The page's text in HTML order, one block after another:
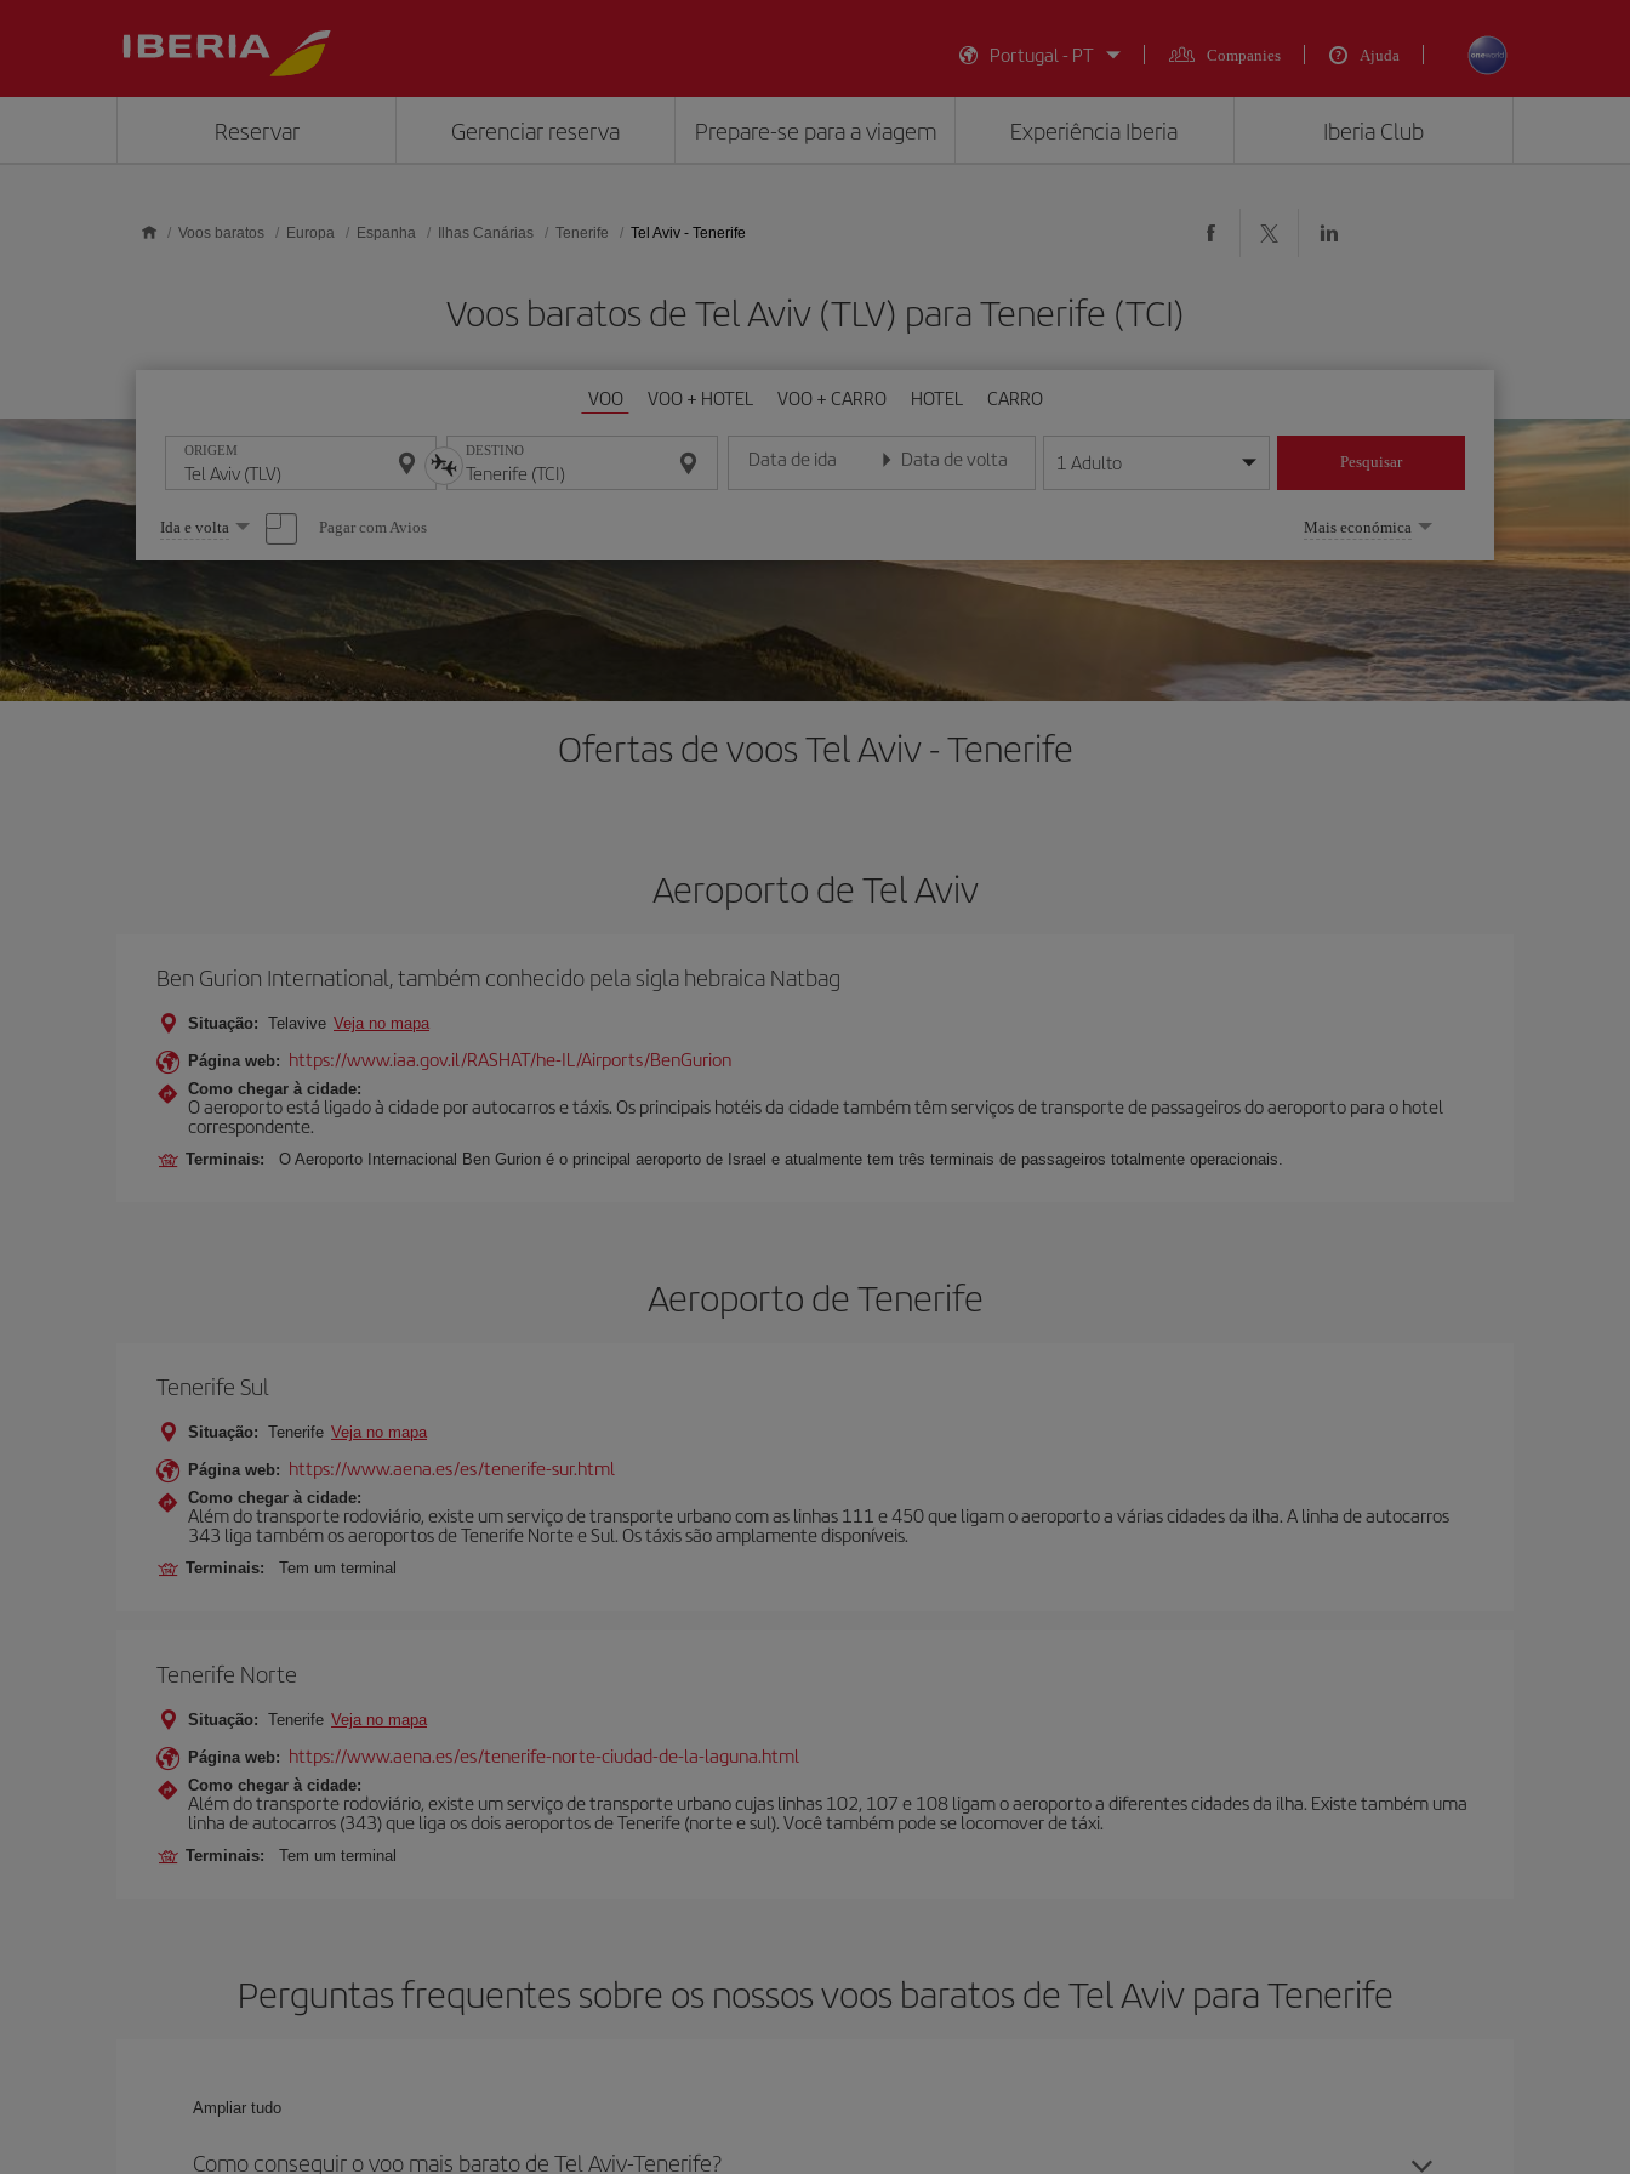
Portugal - PT
Companies Ajuda
Reservar Gerenciar reserva Prepare-se para a viagem Experiência Iberia Iberia Club
Voos baratos Europa Espanha Ilhas Canárias Tenerife Tel Aviv - Tenerife
Voos baratos de Tel Aviv (TLV) para Tenerife (TCI)
VOO VOO + HOTEL VOO + CARRO HOTEL CARRO
ORIGEM DESTINO Data de ida
Insira a data no formato dia/mês/ano
Data de volta
Insira a data no formato dia/mês/ano
1 Adulto Pesquisar
Selecione
uma
opção
Ida e volta Pagar com Avios Mais económica
Ofertas de voos Tel Aviv - Tenerife
Aeroporto de Tel Aviv
Ben Gurion International, também conhecido pela sigla hebraica Natbag
Situação: Telavive Veja no mapa
Página web: https://www.iaa.gov.il/RASHAT/he-IL/Airports/BenGurion
Como chegar à cidade:
O aeroporto está ligado à cidade por autocarros e táxis. Os principais hotéis da cidade também têm serviços de transporte de passageiros do aeroporto para o hotel
correspondente.
Terminais: O Aeroporto Internacional Ben Gurion é o principal aeroporto de Israel e atualmente tem três terminais de passageiros totalmente operacionais.
Aeroporto de Tenerife
Tenerife Sul
Situação: Tenerife Veja no mapa
Página web: https://www.aena.es/es/tenerife-sur.html
Como chegar à cidade:
Além do transporte rodoviário, existe um serviço de transporte urbano com as linhas 111 e 450 que ligam o aeroporto a várias cidades da ilha. A linha de autocarros
343 liga também os aeroportos de Tenerife Norte e Sul. Os táxis são amplamente disponíveis.
Terminais: Tem um terminal
Tenerife Norte
Situação: Tenerife Veja no mapa
Página web: https://www.aena.es/es/tenerife-norte-ciudad-de-la-laguna.html
Como chegar à cidade:
Além do transporte rodoviário, existe um serviço de transporte urbano cujas linhas 102, 107 e 108 ligam o aeroporto a diferentes cidades da ilha. Existe também uma
linha de autocarros (343) que liga os dois aeroportos de Tenerife (norte e sul). Você também pode se locomover de táxi.
Terminais: Tem um terminal
Perguntas frequentes sobre os nossos voos baratos de Tel Aviv para Tenerife
Ampliar tudo
Como conseguir o voo mais barato de Tel Aviv-Tenerife?